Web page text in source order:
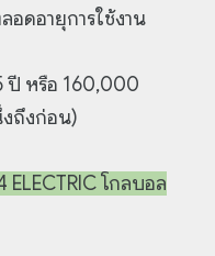
ดอายุการใช้งาน
หรือ 160,000
งถึงก่อน)
โกลบอล